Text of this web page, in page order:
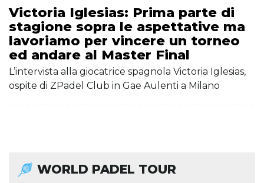
Victoria Iglesias: Prima parte di
stagione sopra le aspettative ma
lavoriamo per vincere un torneo
ed andare al Master Final
L’intervista alla giocatrice spagnola Victoria Iglesias,
ospite di ZPadel Club in Gae Aulenti a Milano
WORLD PADEL TOUR